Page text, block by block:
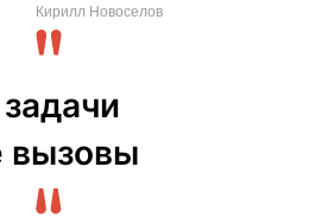
Кирилл Новоселов
вызовы